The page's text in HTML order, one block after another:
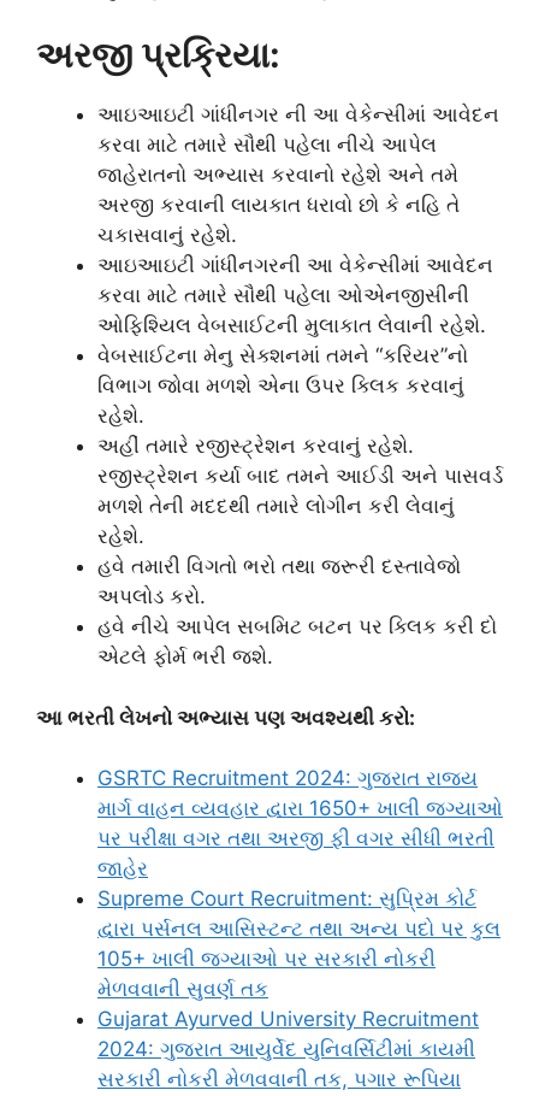
અરજી પ્રક્રિયા:
આઇઆઇટી ગાંધીનગર ની આ વેકેન્સીમાં આવેદન
કરવા માટે તમારે સૌથી પહેલા નીચે આપેલ
જાહેરાતનો અભ્યાસ કરવાનો રહેશે અને તમે
અરજી કરવાની લાયકાત ધરાવો છો કે નહિ તે
ચકાસવાનું રહેશે.
આઇઆઇટી ગાંધીનગરની આ વેકેન્સીમાં આવેદન
કરવા માટે તમારે સૌથી પહેલા ઓએનજીસીની
ઓફિશ્યિલ વેબસાઈટની મુલાકાત લેવાની રહેશે.
વેબસાઈટના મેનુ સેક્શનમાં તમને “કરિયર”નો
વિભાગ જોવા મળશે એના ઉપર ક્લિક કરવાનું
રહેશે.
અહીં તમારે રજીસ્ટ્રેશન કરવાનું રહેશે.
રજીસ્ટ્રેશન કર્યા બાદ તમને આઈડી અને પાસવર્ડ
મળશે તેની મદદથી તમારે લોગીન કરી લેવાનું
રહેશે.
હવે તમારી વિગતો ભરો તથા જરૂરી દસ્તાવેજો
અપલોડ કરો.
હવે નીચે આપેલ સબમિટ બટન પર ક્લિક કરી દો
એટલે ફોર્મ ભરી જશે.
આ ભરતી લેખનો અભ્યાસ પણ અવશ્યથી કરો:
GSRTC Recruitment 2024: ગુજરાત રાજ્ય
માર્ગ વાહન વ્યવહાર દ્વારા 1650+ ખાલી જગ્યાઓ
પર પરીક્ષા વગર તથા અરજી ફી વગર સીધી ભરતી
જાહેર
Supreme Court Recruitment: સુપ્રિમ કોર્ટ
દ્વારા પર્સનલ આસિસ્ટન્ટ તથા અન્ય પદો પર કુલ
105+ ખાલી જગ્યાઓ પર સરકારી નોકરી
મેળવવાની સુવર્ણ તક
Gujarat Ayurved University Recruitment
2024: ગુજરાત આયુર્વેદ યુનિવર્સિટીમાં કાયમી
સરકારી નોકરી મેળવવાની તક, પગાર રૂપિયા